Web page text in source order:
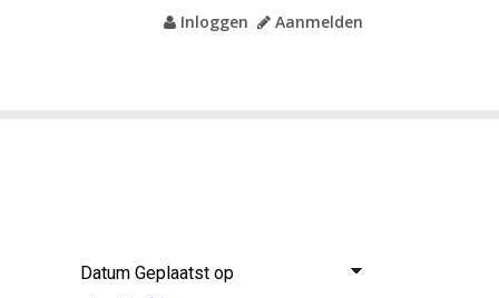
Inloggen Aanmelden
Datum Geplaatst op